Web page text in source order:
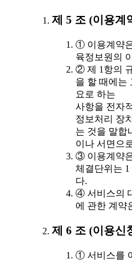
제 5 조 (이용계
① 이용계약
육정보원의
② 제 1항의
을 할 때에는
요로 하는
사항을 전자
정보처리 장
는 것을 말합
이나 서면으
③ 이용계약
체결단위는
다.
④ 서비스의
에 관한 계약
제 6 조 (이용신
① 서비스를